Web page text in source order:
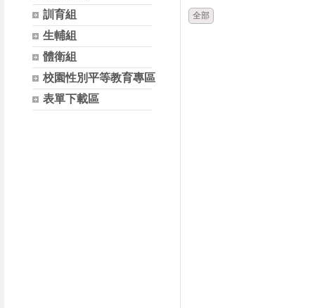
訓育組
生輔組
體衛組
校園性別平等教育專區
表單下載區
全部